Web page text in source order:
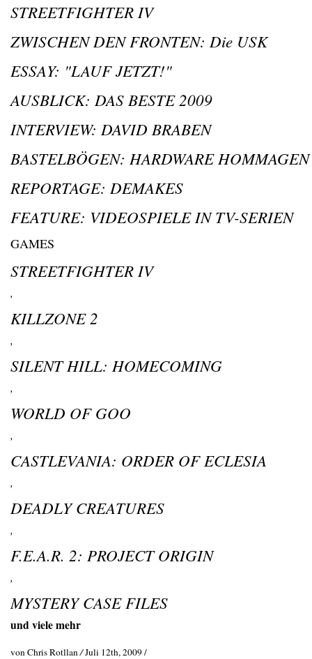
STREETFIGHTER IV
ZWISCHEN DEN FRONTEN: Die USK
ESSAY: "LAUF JETZT!"
AUSBLICK: DAS BESTE 2009
INTERVIEW: DAVID BRABEN
BASTELBÖGEN: HARDWARE HOMMAGEN
REPORTAGE: DEMAKES
FEATURE: VIDEOSPIELE IN TV-SERIEN
GAMES
STREETFIGHTER IV
,
KILLZONE 2
,
SILENT HILL: HOMECOMING
,
WORLD OF GOO
,
CASTLEVANIA: ORDER OF ECLESIA
,
DEADLY CREATURES
,
F.E.A.R. 2: PROJECT ORIGIN
,
MYSTERY CASE FILES
und viele mehr
von Chris Rotllan/Juli 12th, 2009 /